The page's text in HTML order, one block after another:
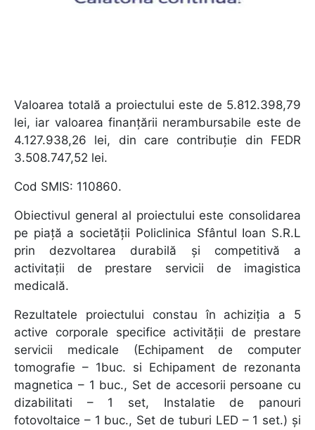
Valoarea totală a proiectului este de 5.812.398,79
lei, iar valoarea finanțării nerambursabile este de
4.127.938,26 lei, din care contribuție din FEDR
3.508.747,52 lei.
Cod SMIS: 110860.
Obiectivul general al proiectului este consolidarea
pe piață a societății Policlinica Sfântul Ioan S.R.L
prin dezvoltarea durabilă și competitivă a
activitații de prestare servicii de imagistica
medicală.
Rezultatele proiectului constau în achiziția a 5
active corporale specifice activității de prestare
servicii medicale (Echipament de computer
tomografie – 1buc. si Echipament de rezonanta
magnetica – 1 buc., Set de accesorii persoane cu
dizabilitati – 1 set, Instalatie de panouri
fotovoltaice – 1 buc., Set de tuburi LED – 1 set.) și